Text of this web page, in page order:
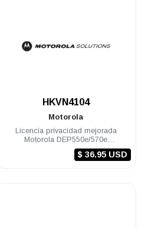
HKVN4104
Motorola
Licencia privacidad mejorada
Motorola DEP550e/570e
DGP5550e/5050e
$ 36.95 USD